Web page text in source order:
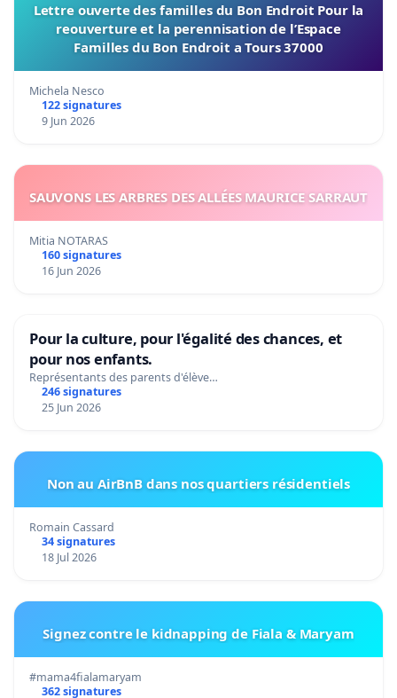
Lettre ouverte des familles du Bon Endroit Pour la
reouverture et la perennisation de l’Espace
Familles du Bon Endroit a Tours 37000
Michela Nesco
122 signatures
9 Jun 2026
SAUVONS LES ARBRES DES ALLÉES MAURICE SARRAUT
Mitia NOTARAS
160 signatures
16 Jun 2026
Pour la culture, pour l'égalité des chances, et
pour nos enfants.
Représentants des parents d'élève…
246 signatures
25 Jun 2026
Non au AirBnB dans nos quartiers résidentiels
Romain Cassard
34 signatures
18 Jul 2026
Signez contre le kidnapping de Fiala & Maryam
#mama4fialamaryam
362 signatures